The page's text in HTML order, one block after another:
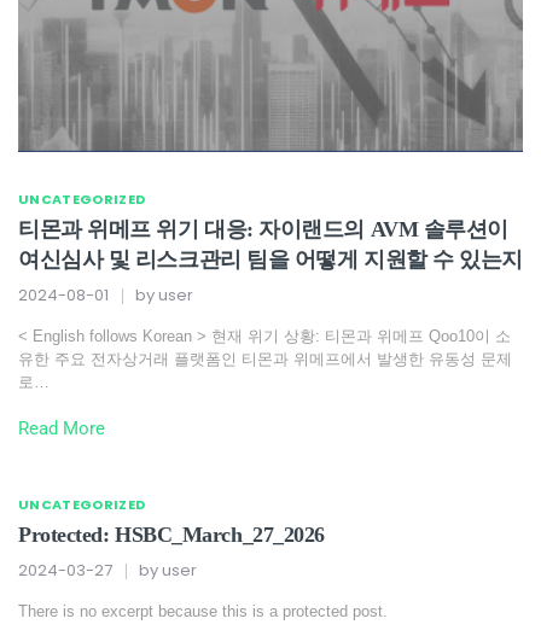
UNCATEGORIZED
티몬과 위메프 위기 대응: 자이랜드의 AVM 솔루션이
여신심사 및 리스크관리 팀을 어떻게 지원할 수 있는지
2024-08-01 by user
< English follows Korean > 현재 위기 상황: 티몬과 위메프 Qoo10이 소
유한 주요 전자상거래 플랫폼인 티몬과 위메프에서 발생한 유동성 문제
로…
Read More
UNCATEGORIZED
Protected: HSBC_March_27_2026
2024-03-27 by user
There is no excerpt because this is a protected post.